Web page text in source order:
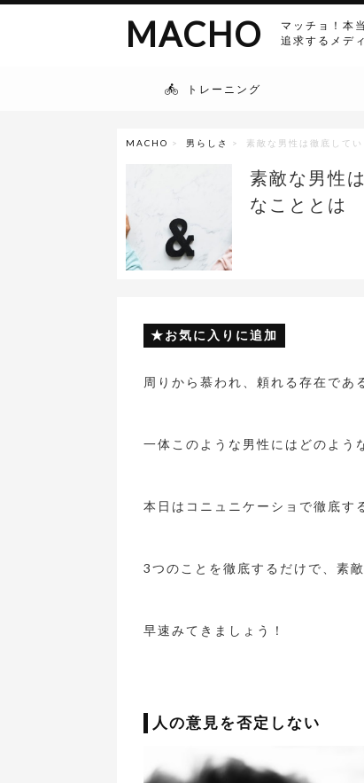
マッチョ！本
追求するメデ
MACHO
トレーニング
MACHO > 男らしさ > 素敵な男性は徹底してい
素敵な男性
なこととは
お気に入りに追加
周りから慕われ、頼れる存在であ
一体このような男性にはどのよう
本日はコニュニケーショで徹底す
3つのことを徹底するだけで、素
早速みてきましょう！
人の意見を否定しない